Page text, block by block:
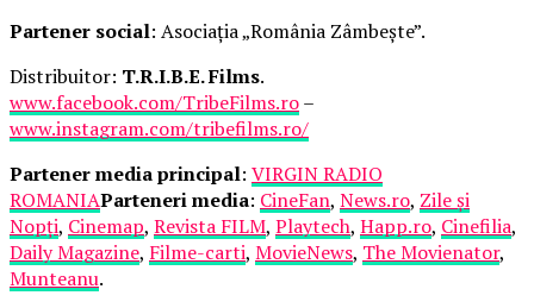
Partener social: Asociația „România Zâmbește”.
Distribuitor: T.R.I.B.E. Films.
www.facebook.com/TribeFilms.ro–
www.instagram.com/tribefilms.ro/
Partener media principal: VIRGIN RADIO
ROMANIAParteneri media: CineFan, News.ro, Zile și
Nopți, Cinemap, Revista FILM, Playtech, Happ.ro, Cinefilia,
Daily Magazine, Filme-carti, MovieNews, The Movienator,
Munteanu.